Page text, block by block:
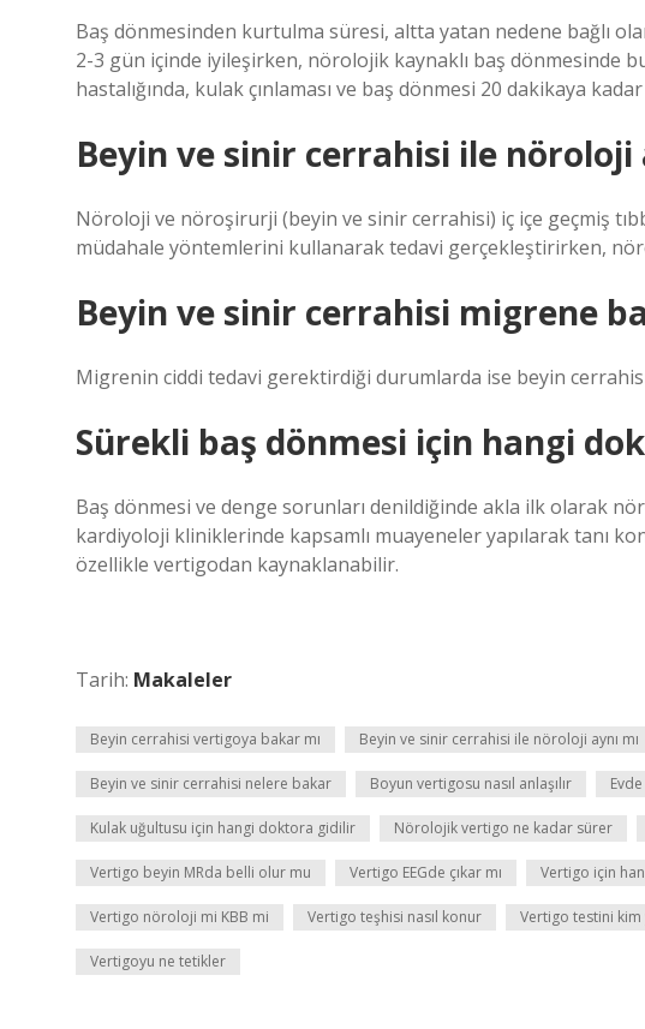
Baş dönmesinden kurtulma süresi, altta yatan nedene bağlı
2-3 gün içinde iyileşirken, nörolojik kaynaklı baş dönmesinde
hastalığında, kulak çınlaması ve baş dönmesi 20 dakikaya
Beyin ve sinir cerrahisi ile nöroloji
Nöroloji ve nöroşirurji (beyin ve sinir cerrahisi) iç içe geçmiş
müdahale yöntemlerini kullanarak tedavi gerçekleştirirken,
Beyin ve sinir cerrahisi migrene
Migrenin ciddi tedavi gerektirdiği durumlarda ise beyin
Sürekli baş dönmesi için hangi
Baş dönmesi ve denge sorunları denildiğinde akla ilk olarak
kardiyoloji kliniklerinde kapsamlı muayeneler yapılarak tanı
özellikle vertigodan kaynaklanabilir.
Tarih: Makaleler
Beyin cerrahisi vertigoya bakar mı Beyin ve sinir cerrahisi ile nöroloji aynı mı
Beyin ve sinir cerrahisi nelere bakar Boyun vertigosu nasıl anlaşılır
Kulak uğultusu için hangi doktora gidilir Nörolojik vertigo ne kadar sürer
Vertigo beyin MRda belli olur mu Vertigo EEGde çıkar mı Vertigo için
Vertigo nöroloji mi KBB mi Vertigo teşhisi nasıl konur Vertigo testini
Vertigoyu ne tetikler